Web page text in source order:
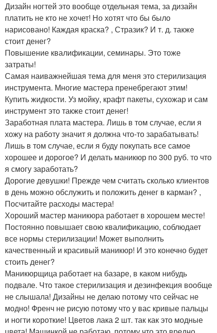
Дизайн ногтей это вообще отдельная тема, за дизайн
платить не кто не хочет! Но хотят что бы было
нарисовано! Каждая краска? , Стразик? И т. д. также
стоит денег?
Повышение квалификации, семинары. Это тоже
затраты!
Самая наиважнейшая тема для меня это стерилизация
инструмента. Многие мастера пренебрегают этим!
Купить жидкости. Уз мойку, крафт пакеты, сухожар и сам
инструмент это также стоит денег!
Заработная плата мастера. Лишь в том случае, если я
хожу на работу значит я должна что-то зарабатывать!
Лишь в том случае, если я буду покупать все самое
хорошее и дорогое? И делать маникюр по 300 руб. то что
я смогу заработать?
Дорогие девушки! Прежде чем считать сколько клиентов
в день можно обслужить и положить денег в карман? ,
Посчитайте расходы мастера!
Хороший мастер маникюра работает в хорошем месте!
Постоянно повышает свою квалификацию, соблюдает
все нормы стерилизации! Может выполнить
качественный и красивый маникюр! И это конечно будет
стоить денег?
Маникюрщица работает на базаре, в каком нибудь
подвале. Что такое стерилизация и дезинфекция вообще
не слышала! Дизайны не делаю потому что сейчас не
модно! Френч не рисую потому что у вас кривые пальцы
и ногти короткие! Цветов лака 2 шт. так как это модные